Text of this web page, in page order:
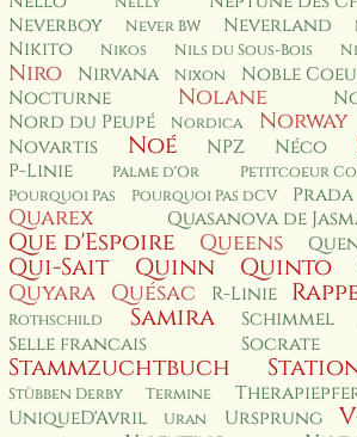
Neverboy Never BW Neverland
Nikito
Nikos Nils du Sous-Bois
Niro Nirvana Nixon Noble
Nocturne Nolane
Nord du Peupé Nordica Norway
Novartis
Noé NPZ Néco
P-Linie
Palme d'Or Petitcoeur
Pourquoi Pas Pourquoi Pas dCV Prada
Quarex Quasanova de
Que d'Espoire Queens
Qui-Sait
Quinn Quinto
Quyara Quésac R-Linie
Rothschild
Samira Schimmel
Selle francais Socrate
Stammzuchtbuch
Stübben Derby Termine
UniqueD'Avril Uran Ursprung